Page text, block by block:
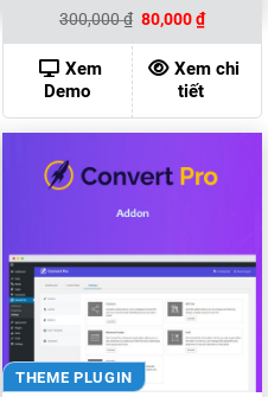
300,000₫ Giá
gốc
là:
300,000 ₫.
80,000₫Giá
hiện
tại
là:
80,000
Xem
Demo
Xem chi
tiết
THEME PLUGIN